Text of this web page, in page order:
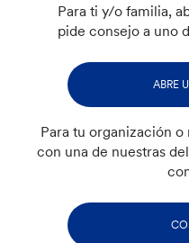
Para ti y/o familia,
pide consejo a uno
ABRE
Para tu organización
con una de nuestras